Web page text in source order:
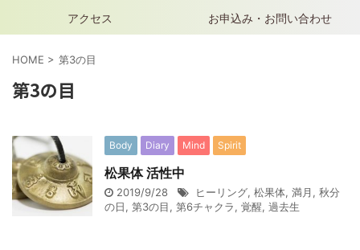
アクセス お申込み・お問い合わせ
HOME > 第3の目
第3の目
Body Diary Mind Spirit
松果体 活性中
2019/9/28 ヒーリング, 松果体, 満月 , 秋分
の日, 第3の目, 第6チャクラ, 覚醒, 過去生